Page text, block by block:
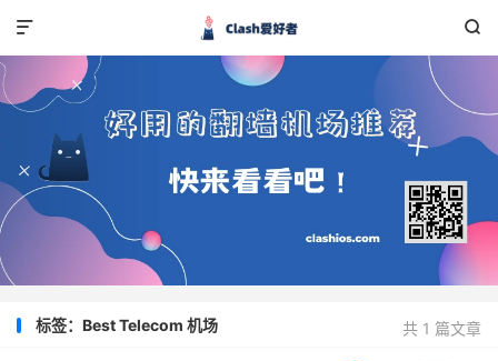


共 1 篇文章
标签：Best Telecom 机场